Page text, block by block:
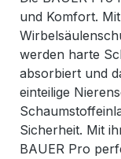
und Komfort.
werden harte
absorbiert und
einteilige
Sicherheit. Mit
BAUER Pro